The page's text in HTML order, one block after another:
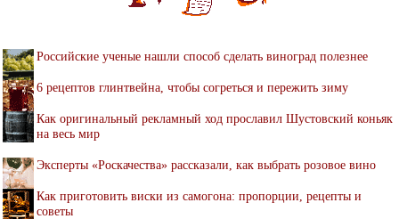
Российские ученые нашли способ сделать виноград полезнее
6 рецептов глинтвейна, чтобы согреться и пережить зиму
Как оригинальный рекламный ход прославил Шустовский коньяк
на весь мир
Эксперты «Роскачества» рассказали, как выбрать розовое вино
Как приготовить виски из самогона: пропорции, рецепты и
советы